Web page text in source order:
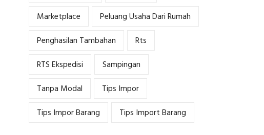
Marketplace
Peluang Usaha Dari Rumah
Penghasilan Tambahan
Rts
RTS Ekspedisi
Sampingan
Tanpa Modal
Tips Impor
Tips Impor Barang
Tips Import Barang